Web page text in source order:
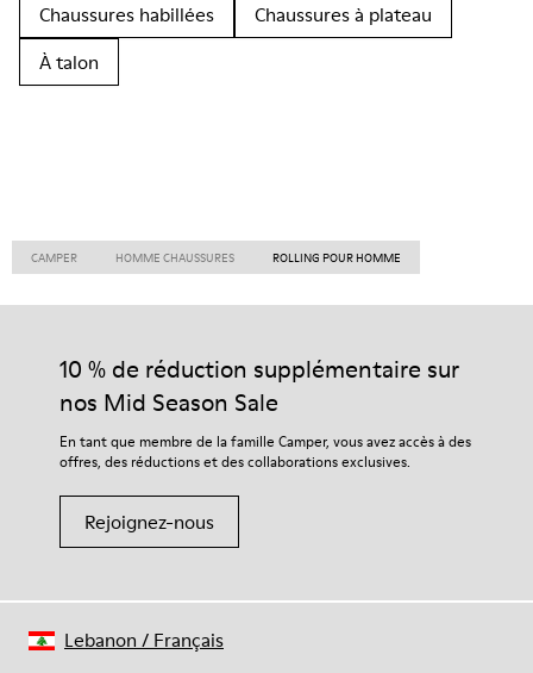
Chaussures habillées
Chaussures à plateau
À talon
CAMPER HOMME CHAUSSURES ROLLING POUR HOMME
10 % de réduction supplémentaire sur
nos Mid Season Sale
En tant que membre de la famille Camper, vous avez accès à des
offres, des réductions et des collaborations exclusives.
Rejoignez-nous
Lebanon / Français